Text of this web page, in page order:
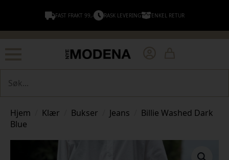
FAST FRAKT 99,- RASK LEVERING ENKEL RETUR
Hjem Klær Bukser Jeans
Billie Washed Dark
Blue